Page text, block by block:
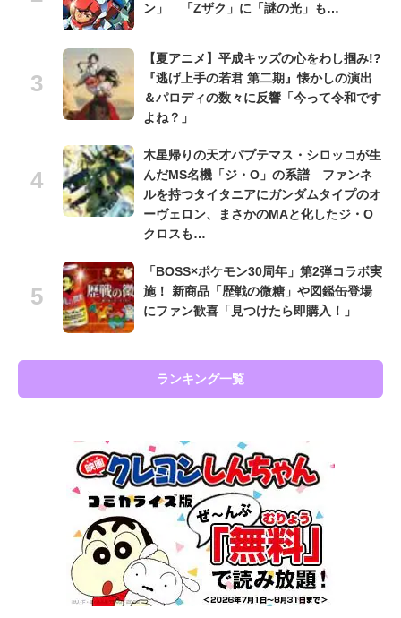
ン」 「Zザク」に「謎の光」も…
【夏アニメ】平成キッズの心をわし掴み!?
『逃げ上手の若君 第二期』懐かしの演出
＆パロディの数々に反響「今って令和です
よね？」
木星帰りの天才パプテマス・シロッコが生
んだMS名機「ジ・O」の系譜 ファンネ
ルを持つタイタニアにガンダムタイプのオ
ーヴェロン、まさかのMAと化したジ・O
クロスも…
「BOSS×ポケモン30周年」第2弾コラボ実
施！ 新商品「歴戦の微糖」や図鑑缶登場
にファン歓喜「見つけたら即購入！」
ランキング一覧